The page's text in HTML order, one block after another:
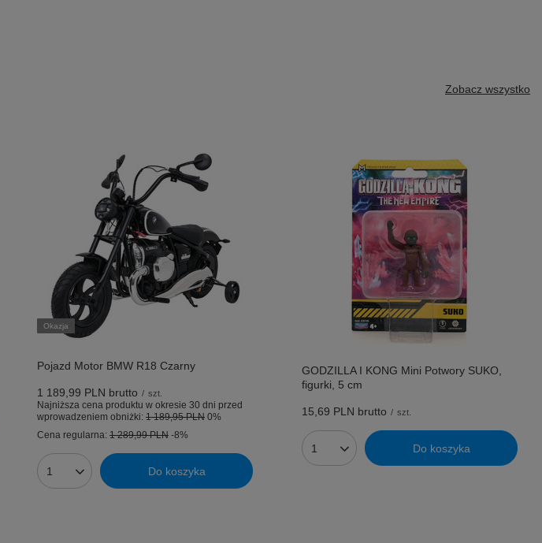
Zobacz wszystko
Okazja
Pojazd Motor BMW R18 Czarny
1 189,99 PLN brutto / szt.
Najniższa cena produktu w okresie 30 dni przed
wprowadzeniem obniżki: 1 189,95 PLN 0%
Cena regularna: 1 289,99 PLN -8%
Ilość produktów Do koszyka
GODZILLA I KONG Mini Potwory SUKO,
figurki, 5 cm
15,69 PLN brutto / szt.
Ilość produktów Do koszyka